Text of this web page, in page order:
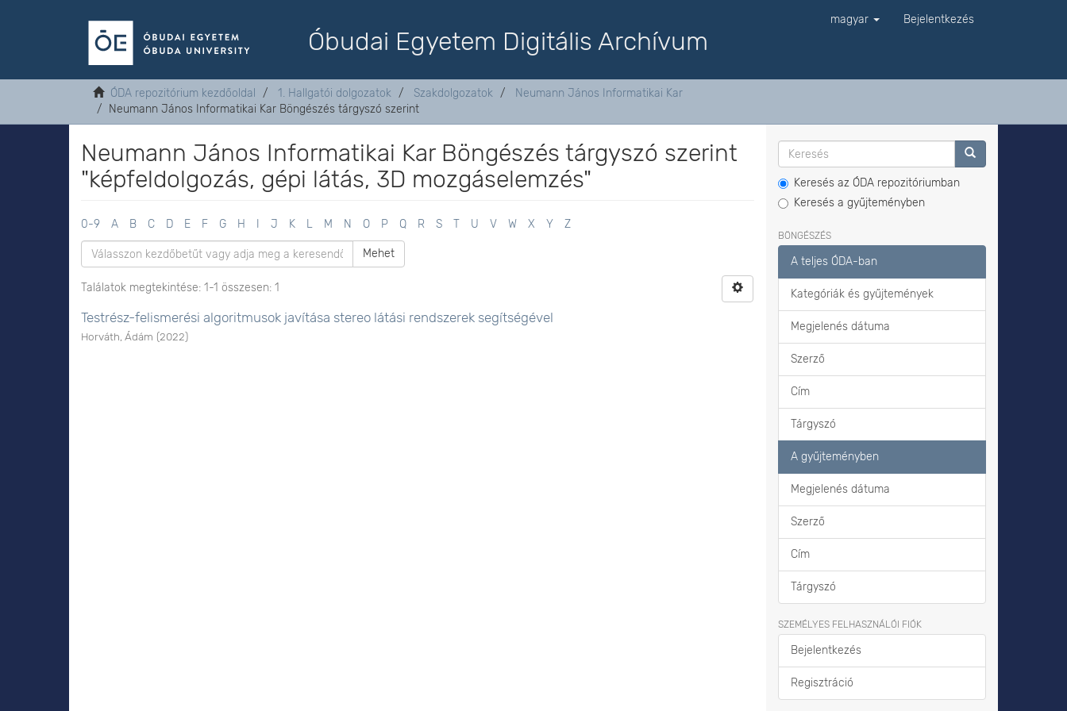
Óbudai Egyetem Digitális Archívum
magyar Bejelentkezés
ÓDA repozitórium kezdőoldal 1. Hallgatói dolgozatok Szakdolgozatok
Neumann János Informatikai Kar
Neumann János Informatikai Kar Böngészés tárgyszó szerint
Neumann János Informatikai Kar Böngészés tárgyszó szerint
"képfeldolgozás, gépi látás, 3D mozgáselemzés"
0-9 A B C D E F G H J K L M N O P Q R S T U V W X Y Z
Mehet
Találatok megtekintése: 1-1 összesen: 1
Testrész-felismerési algoritmusok javítása stereo látási rendszerek segítségével
Horváth, Ádám (2022)
Keresés az ÓDA repozitóriumban
Keresés a gyűjteményben
BÖNGÉSZÉS
A teljes ÓDA-ban
Kategóriák és gyűjtemények
Megjelenés dátuma
Szerző
Cím
Tárgyszó
A gyűjteményben
Megjelenés dátuma
Szerző
Cím
Tárgyszó
SZEMÉLYES FELHASZNÁLÓI FIÓK
Bejelentkezés
Regisztráció